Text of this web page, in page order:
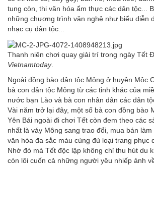
tung còn, thi văn hóa ẩm thực các dân tộc...
những chương trình văn nghệ như biểu diễn
nhạc cụ dân tộc...
Thanh niên chơi quay giải trí trong ngày Tết
Vietnamtoday.
Ngoài đồng bào dân tộc Mông ở huyện Mộc
bà con dân tộc Mông từ các tỉnh khác của
nước bạn Lào và bà con nhân dân các dân
Vài năm trở lại đây, một số bà con đồng bào
Yên Bái ngoài đi chơi Tết còn đem theo các
nhất là váy Mông sang trao đổi, mua bán
văn hóa đa sắc màu cùng đủ loại trang phục
Nhờ đó mà Tết độc lập không chỉ thu hút du
còn lôi cuốn cả những người yêu nhiếp ảnh